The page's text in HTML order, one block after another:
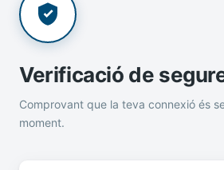
Verificació de
Comprovant que la teva connexió és
moment.